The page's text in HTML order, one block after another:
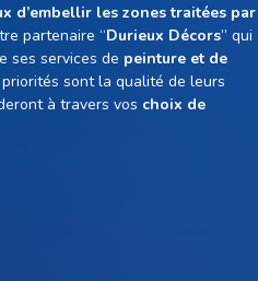
d’embellir les zones traitées par
partenaire “Durieux Décors” qui
ses services de peinture et de
priorités sont la qualité de leurs
à travers vos choix de